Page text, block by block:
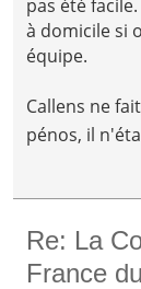
pas été
à domicile si
équipe.
Callens ne
pénos, il
Re: La
France